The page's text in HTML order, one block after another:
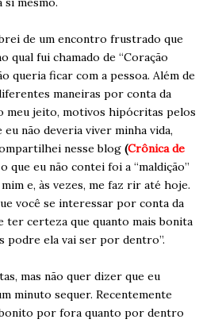
de um encontro frustrado que
qual fui chamado de “Coração
queria ficar com a pessoa. Além de
maneiras por conta da
meu jeito, motivos hipócritas pelos
eu não deveria viver minha vida,
nesse blog (Crônica de
que eu não contei foi a “maldição”
e, às vezes, me faz rir até hoje.
você se interessar por conta da
ter certeza que quanto mais bonita
podre ela vai ser por dentro”.
mas não quer dizer que eu
minuto sequer. Recentemente
por fora quanto por dentro